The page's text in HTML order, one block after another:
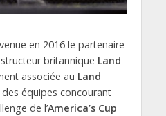
en 2016 le partenaire
britannique Land
associée au Land
des équipes concourant
de l’America’s Cup